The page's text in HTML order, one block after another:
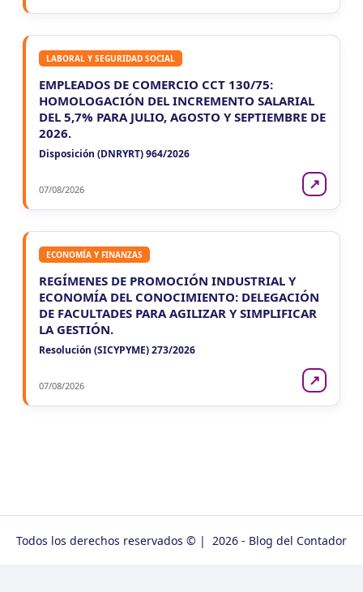
LABORAL Y SEGURIDAD SOCIAL
EMPLEADOS DE COMERCIO CCT 130/75:
HOMOLOGACIÓN DEL INCREMENTO SALARIAL
DEL 5,7% PARA JULIO, AGOSTO Y SEPTIEMBRE DE
2026.
Disposición (DNRYRT) 964/2026
07/08/2026 ↗
ECONOMÍA Y FINANZAS
REGÍMENES DE PROMOCIÓN INDUSTRIAL Y
ECONOMÍA DEL CONOCIMIENTO: DELEGACIÓN
DE FACULTADES PARA AGILIZAR Y SIMPLIFICAR
LA GESTIÓN.
Resolución (SICYPYME) 273/2026
07/08/2026 ↗
Todos los derechos reservados © | 2026 - Blog del Contador